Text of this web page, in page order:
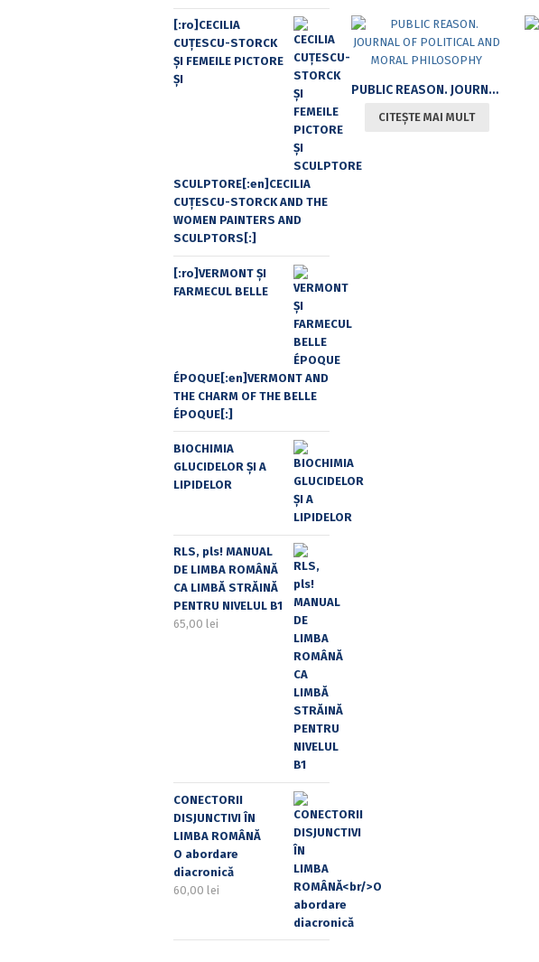
PUBLIC REASON. JOURNAL OF POLITICAL AND MORAL PHILOSOPHY
CITEȘTE MAI MULT
[:ro]CECILIA
CUŢESCU-STORCK
ŞI FEMEILE PICTORE
ŞI
SCULPTORE[:en]CECILIA
CUŢESCU-STORCK AND THE
WOMEN PAINTERS AND
SCULPTORS[:]
[:ro]VERMONT ȘI
FARMECUL BELLE
ÉPOQUE[:en]VERMONT AND
THE CHARM OF THE BELLE
ÉPOQUE[:]
BIOCHIMIA
GLUCIDELOR ȘI A
LIPIDELOR
RLS, pls! MANUAL
DE LIMBA ROMÂNĂ
CA LIMBĂ STRĂINĂ
PENTRU NIVELUL B1
65,00 lei
CONECTORII
DISJUNCTIVI ÎN
LIMBA ROMÂNĂ
O abordare
diacronică
60,00 lei